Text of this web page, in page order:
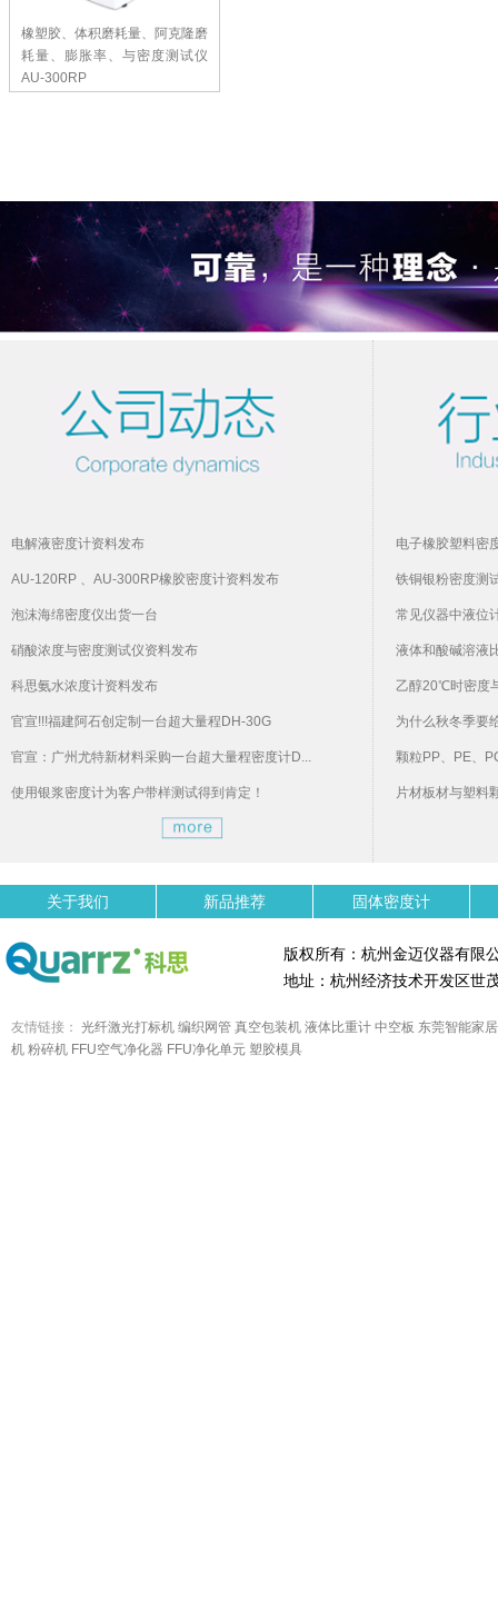
橡塑胶、体积磨耗量、阿克隆磨
耗量、膨胀率、与密度测试仪
AU-300RP
电解液密度计资料发布
AU-120RP 、AU-300RP橡胶密度计资料发布
泡沫海绵密度仪出货一台
硝酸浓度与密度测试仪资料发布
科思氨水浓度计资料发布
官宣!!!福建阿石创定制一台超大量程DH-30G
官宣：广州尤特新材料采购一台超大量程密度计D...
使用银浆密度计为客户带样测试得到肯定！
电子橡胶塑料密
铁铜银粉密度测
常见仪器中液位
液体和酸碱溶液
乙醇20℃时密度
为什么秋冬季要
颗粒PP、PE、
片材板材与塑料
关于我们 新品推荐 固体密度计
版权所有：杭州金迈仪器有限
地址：杭州经济技术开发区世
友情链接： 光纤激光打标机 编织网管 真空包装机 液体比重计 中空板 东莞智能家居
机 粉碎机 FFU空气净化器 FFU净化单元 塑胶模具